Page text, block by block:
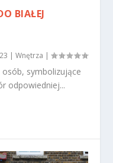
BIAŁEJ
|Wnętrza |
osób, symbolizujące
odpowiedniej...